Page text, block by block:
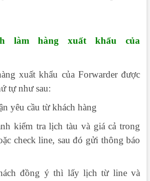
làm hàng xuất khẩu của
xuất khẩu của Forwarder được
tự như sau:
yêu cầu từ khách hàng
kiểm tra lịch tàu và giá cả trong
check line, sau đó gửi thông báo
đồng ý thì lấy lịch từ line và